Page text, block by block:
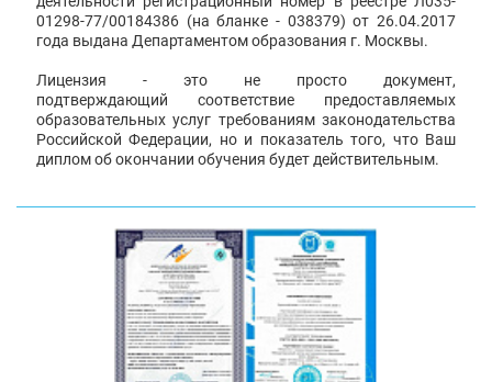
01298-77/00184386 (на бланке - 038379) от 26.04.2017
года выдана Департаментом образования г. Москвы.
Лицензия - это не просто документ,
подтверждающий соответствие предоставляемых
образовательных услуг требованиям законодательства
Российской Федерации, но и показатель того, что Ваш
диплом об окончании обучения будет действительным.